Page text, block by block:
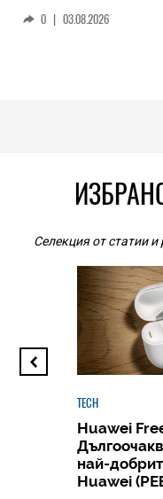
0 | 03.08.2026
Селекция от статии
TECH
Huawei
най-
Huawei